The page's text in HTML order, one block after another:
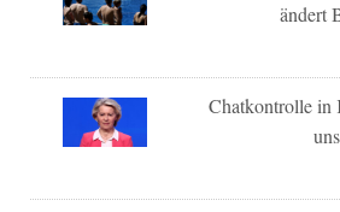
ändert
Chatkontrolle